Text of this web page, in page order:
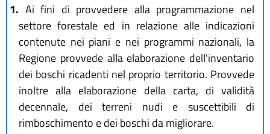
1. Ai fini di provvedere alla programmazione nel
settore forestale ed in relazione alle indicazioni
contenute nei piani e nei programmi nazionali, la
Regione provvede alla elaborazione dell'inventario
dei boschi ricadenti nel proprio territorio. Provvede
inoltre alla elaborazione della carta, di validità
decennale, dei terreni nudi e suscettibili di
rimboschimento e dei boschi da migliorare.